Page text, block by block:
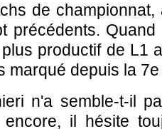
de
précédents. Quand
productif de L1
marqué depuis la
n'a semble-t-il
il hésite